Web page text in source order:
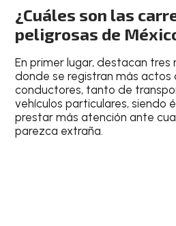
¿Cuáles son las
peligrosas de
En primer lugar, destacan tres
donde se registran más actos
conductores, tanto de
vehículos particulares, siendo
prestar más atención ante
parezca extraña.